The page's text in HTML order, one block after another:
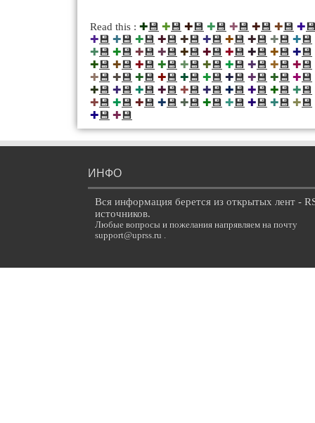
Read this : ✚💾 ✚💾 ✚💾 ✚💾 ✚💾 ✚💾 ✚💾 ✚
✚💾 ✚💾 ✚💾 ✚💾 ✚💾 ✚💾 ✚💾 ✚💾 ✚💾 ✚💾
✚💾 ✚💾 ✚💾 ✚💾 ✚💾 ✚💾 ✚💾 ✚💾 ✚💾 ✚💾
✚💾 ✚💾 ✚💾 ✚💾 ✚💾 ✚💾 ✚💾 ✚💾 ✚💾 ✚💾
✚💾 ✚💾 ✚💾 ✚💾 ✚💾 ✚💾 ✚💾 ✚💾 ✚💾 ✚💾
✚💾 ✚💾 ✚💾 ✚💾 ✚💾 ✚💾 ✚💾 ✚💾 ✚💾 ✚💾
✚💾 ✚💾 ✚💾 ✚💾 ✚💾 ✚💾 ✚💾 ✚💾 ✚💾 ✚💾
✚💾 ✚💾
ИНФО
Вся информация берется из открытых лент -
источников.
Любые вопросы и пожелания напрявляем на почту
support@uprss.ru .